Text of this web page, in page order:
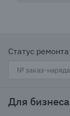
Статус ремонта
Для бизнеса